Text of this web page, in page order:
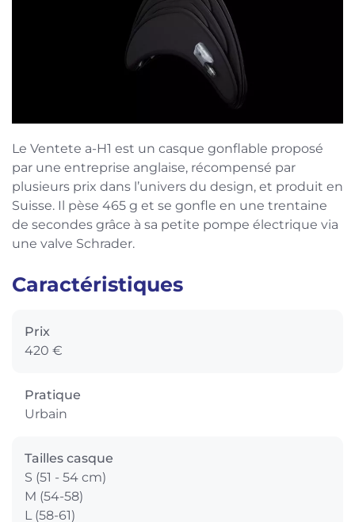
Le Ventete a-H1 est un casque gonflable proposé
par une entreprise anglaise, récompensé par
plusieurs prix dans l’univers du design, et produit en
Suisse. Il pèse 465 g et se gonfle en une trentaine
de secondes grâce à sa petite pompe électrique via
une valve Schrader.
Caractéristiques
Prix
420 €
Pratique
Urbain
Tailles casque
S (51 - 54 cm)
M (54-58)
L (58-61)